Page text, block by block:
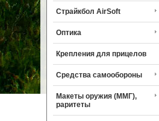
Страйкбол AirSoft
Оптика
Крепления для прицелов
Средства самообороны
Макеты оружия (ММГ),
раритеты